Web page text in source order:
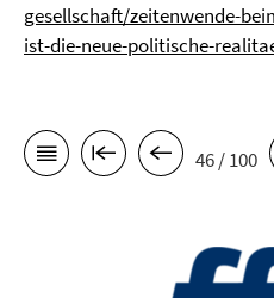
gesellschaft/zeitenwende-
ist-die-neue-politische-
46 / 100